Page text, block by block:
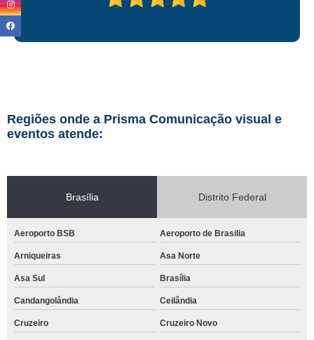
Regiões onde a Prisma Comunicação visual e
eventos atende:
Brasília Distrito Federal
Aeroporto BSB Aeroporto de Brasilia
Arniqueiras Asa Norte
Asa Sul Brasília
Candangolândia Ceilândia
Cruzeiro Cruzeiro Novo